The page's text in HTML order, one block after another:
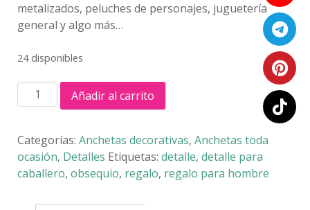
metalizados, peluches de personajes, juguetería
general y algo más…
24 disponibles
ANCHETA
X-
cantidad
Añadir al carrito
Categorías: Anchetas decorativas, Anchetas toda
ocasión, Detalles Etiquetas: detalle, detalle para
caballero, obsequio, regalo, regalo para hombre